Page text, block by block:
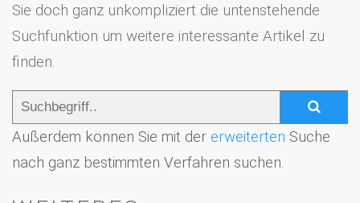
Sie doch ganz unkompliziert die untenstehende
Suchfunktion um weitere interessante Artikel zu
finden.
Außerdem können Sie mit der erweiterten Suche
nach ganz bestimmten Verfahren suchen.